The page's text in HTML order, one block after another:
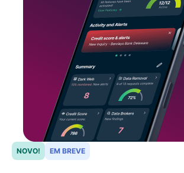
NOVO! EM BREVE